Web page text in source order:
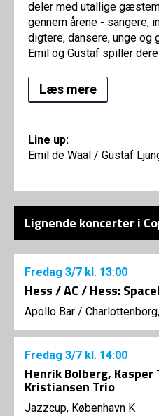
deler med utallige
gennem årene - sangere,
digtere, dansere, unge og
Emil og Gustaf spiller
Læs mere
Line up:
Emil de Waal / Gustaf
Lignende koncerter i
Fredag 3/7 kl. 13:00
Hess / AC / Hess:
Apollo Bar /
Fredag 3/7 kl. 14:00
Henrik Bolberg, Kasper
Kristiansen Trio
Jazzcup, København K